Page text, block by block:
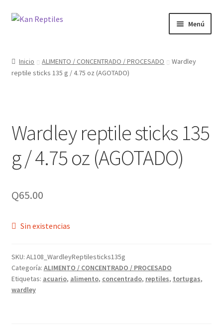
Ir
Ir
Menú
Tienda
Inicio ALIMENTO / CONCENTRADO / PROCESADO
Wardley
reptile sticks 135 g / 4.75 oz (AGOTADO)
Wardley reptile sticks 135
g / 4.75 oz (AGOTADO)
Q65.00
Sin existencias
SKU: AL108_WardleyReptilesticks135g
Categoría: ALIMENTO / CONCENTRADO / PROCESADO
Etiquetas: acuario, alimento, concentrado, reptiles, tortugas,
wardley